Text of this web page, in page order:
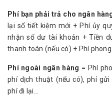
Phí bạn phải trả cho ngân
lại sổ tiết kiệm mới + Phí ủy
nhận số dư tài khoản + Tiền
thanh toán (nếu có) + Phí
Phí ngoài ngân hàng = Phí
phí dịch thuật (nếu có), phí
phí đi lại...